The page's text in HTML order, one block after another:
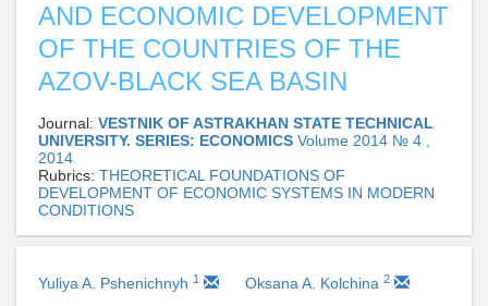
AND ECONOMIC DEVELOPMENT
OF THE COUNTRIES OF THE
AZOV-BLACK SEA BASIN
Journal: VESTNIK OF ASTRAKHAN STATE TECHNICAL
UNIVERSITY. SERIES: ECONOMICS Volume 2014 № 4 ,
2014
Rubrics: THEORETICAL FOUNDATIONS OF
DEVELOPMENT OF ECONOMIC SYSTEMS IN MODERN
CONDITIONS
Yuliya A. Pshenichnyh 1 Oksana A. Kolchina 2